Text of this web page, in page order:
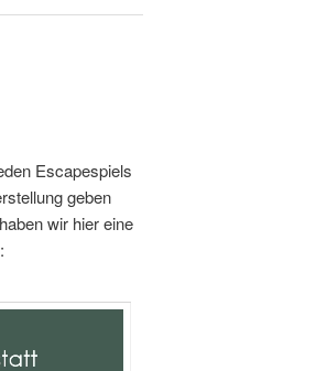
Escapespiels
geben
wir hier eine